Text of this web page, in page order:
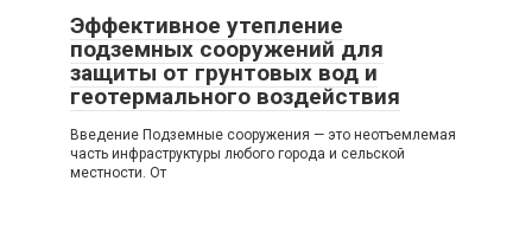
Эффективное утепление
подземных сооружений для
защиты от грунтовых вод и
геотермального воздействия
Введение Подземные сооружения — это неотъемлемая
часть инфраструктуры любого города и сельской
местности. От